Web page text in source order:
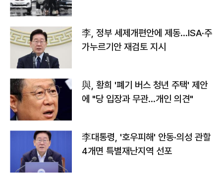
李, 정부 세제개편안에 제동…ISA·주
가누르기안 재검토 지시
與, 황희 '폐기 버스 청년 주택' 제안
에 "당 입장과 무관…개인 의견"
李대통령, '호우피해' 안동·의성 관할
4개면 특별재난지역 선포